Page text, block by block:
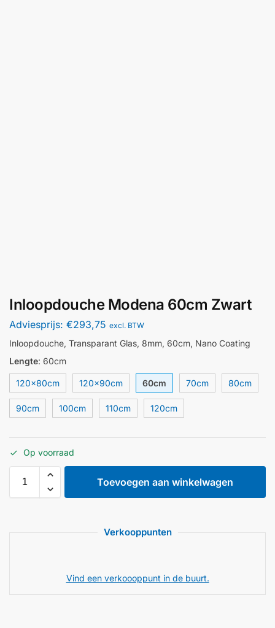
Inloopdouche Modena 60cm Zwart
Adviesprijs: €293,75 excl. BTW
Inloopdouche, Transparant Glas, 8mm, 60cm, Nano Coating
Lengte: 60cm
120x80cm 120x90cm 60cm 70cm 80cm
90cm 100cm 110cm 120cm
Op voorraad
Toevoegen aan winkelwagen
Verkooppunten
Vind een verkoooppunt in de buurt.